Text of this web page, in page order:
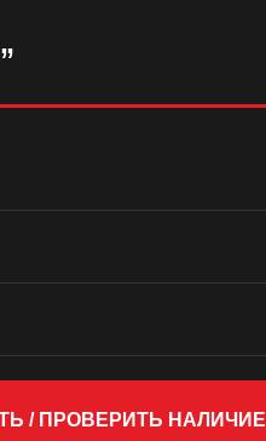
/ ПРОВЕРИТЬ НАЛИЧИЕ